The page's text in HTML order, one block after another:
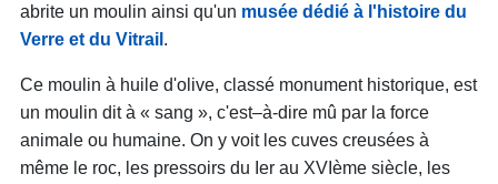
abrite un moulin ainsi qu'un musée dédié à l'histoire du
Verre et du Vitrail .
Ce moulin à huile d'olive, classé monument historique, est
un moulin dit à « sang », c'est–à-dire mû par la force
animale ou humaine. On y voit les cuves creusées à
même le roc, les pressoirs du Ier au XVIème siècle, les